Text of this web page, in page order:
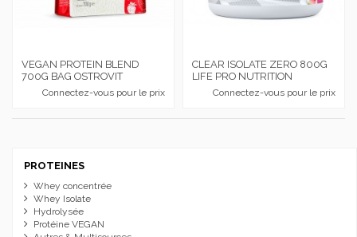
VEGAN PROTEIN BLEND
700G BAG OSTROVIT
Connectez-vous pour le prix
CLEAR ISOLATE ZERO 800G
LIFE PRO NUTRITION
Connectez-vous pour le prix
PROTEINES
Whey concentrée
Whey Isolate
Hydrolysée
Protéine VEGAN